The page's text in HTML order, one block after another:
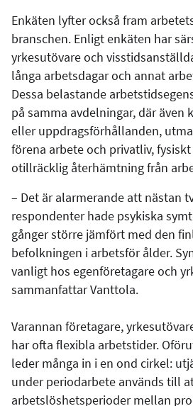
Enkäten lyfter också fram
branschen. Enligt enkäten har
yrkesutövare och
långa arbetsdagar och annat
Dessa belastande
på samma avdelningar, där även
eller uppdragsförhållanden,
förena arbete och privatliv,
otillräcklig återhämtning från
– Det är alarmerande att nästan
respondenter hade psykiska
gånger större jämfört med den
befolkningen i arbetsför ålder.
vanligt hos egenföretagare och
sammanfattar Vanttola.
Varannan företagare,
har ofta flexibla arbetstider.
leder många in i en ond cirkel:
under periodarbete används till
arbetslöshetsperioder mellan